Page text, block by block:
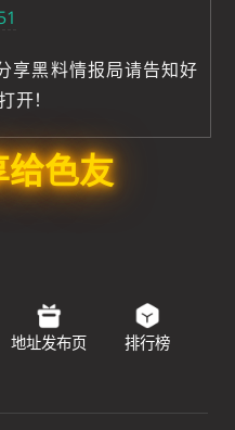
享黑料情报局请告知好
开！
色友
地址发布页 排行榜